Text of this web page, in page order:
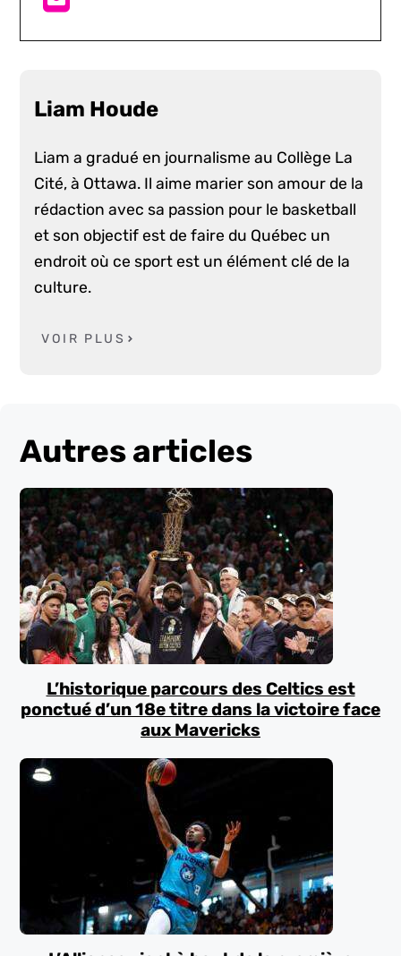
Liam Houde
Liam a gradué en journalisme au Collège La
Cité, à Ottawa. Il aime marier son amour de la
rédaction avec sa passion pour le basketball
et son objectif est de faire du Québec un
endroit où ce sport est un élément clé de la
culture.
VOIR PLUS
Autres articles
L’historique parcours des Celtics est
ponctué d’un 18e titre dans la victoire face
aux Mavericks